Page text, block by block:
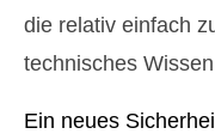
die relativ einfach
technisches
Ein neues